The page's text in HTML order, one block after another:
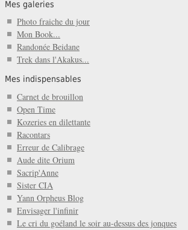
Mes galeries
Photo fraiche du jour
Mon Book...
Randonée Beidane
Trek dans l'Akakus...
Mes indispensables
Carnet de brouillon
Open Time
Kozeries en dilettante
Racontars
Erreur de Calibrage
Aude dite Orium
Sacrip'Anne
Sister CIA
Yann Orpheus Blog
Envisager l'infinir
Le cri du goéland le soir au-dessus des jonques